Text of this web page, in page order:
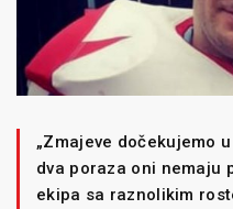
„Zmajeve dočekujemo
dva poraza oni nemaju
ekipa sa raznolikim